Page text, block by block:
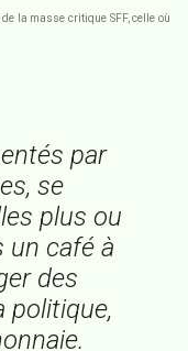
la masse critique SFF, celle où
par
se
plus ou
un café à
des
politique,